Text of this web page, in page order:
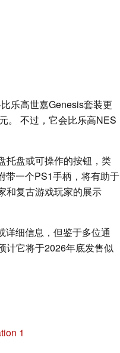
乐高世嘉Genesis套装更
。 不过，它会比乐高NES
托盘或可操作的按钮，类
带一个PS1手柄，将有助于
和复古游戏玩家的展示
详细信息，但鉴于多位通
计它将于2026年底发售似
1